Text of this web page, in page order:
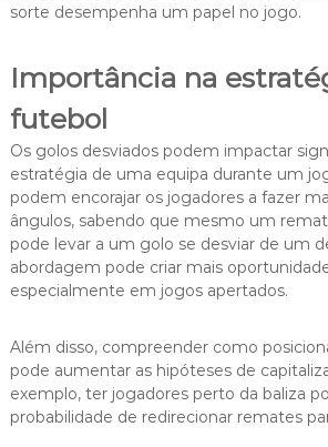
sorte desempenha um papel no jogo.
Importância na
futebol
Os golos desviados podem impactar
estratégia de uma equipa durante um
podem encorajar os jogadores a fazer
ângulos, sabendo que mesmo um
pode levar a um golo se desviar de um
abordagem pode criar mais
especialmente em jogos apertados.
Além disso, compreender como
pode aumentar as hipóteses de
exemplo, ter jogadores perto da baliza
probabilidade de redirecionar remates